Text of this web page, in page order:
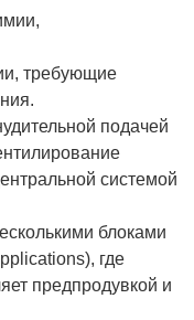
требующие
подачей
системой
блоками
где
предпродувкой и